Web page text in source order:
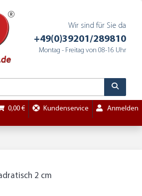
Wir sind für Sie da
+49(0)39201/289810
Montag - Freitag von 08-16 Uhr
0,00 € Kundenservice Anmelden
2 cm